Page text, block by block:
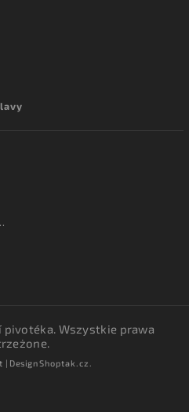
pivotéka. Wszystkie prawa
| DesignShoptak.cz.